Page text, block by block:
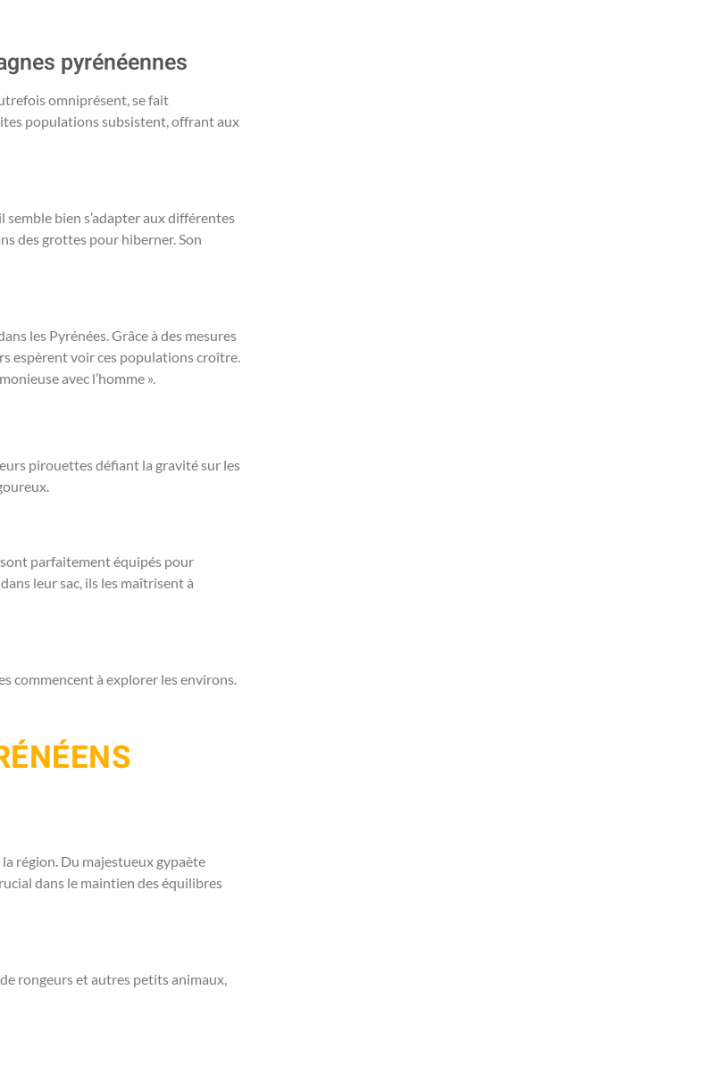
pyrénéennes
omniprésent, se fait
populations subsistent, offrant aux
semble bien s’adapter aux différentes
des grottes pour hiberner. Son
les Pyrénées. Grâce à des mesures
espèrent voir ces populations croître.
avec l’homme ».
pirouettes défiant la gravité sur les
sont parfaitement équipés pour
leur sac, ils les maîtrisent à
commencent à explorer les environs.
région. Du majestueux gypaète
dans le maintien des équilibres
rongeurs et autres petits animaux,